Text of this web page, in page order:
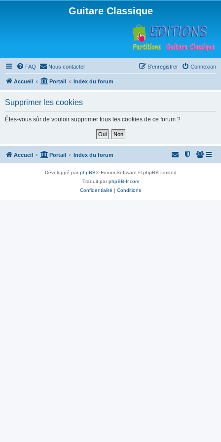
Guitare Classique
FAQ Nous contacter Connexion
S’enregistrer
Accueil Portail Index du forum
Supprimer les cookies
Êtes-vous sûr de vouloir supprimer tous les cookies de ce forum ?
Accueil Portail Index du forum
Développé parphpBB® Forum Software © phpBB Limited
Traduit parphpBB-fr.com
Confidentialité | Conditions